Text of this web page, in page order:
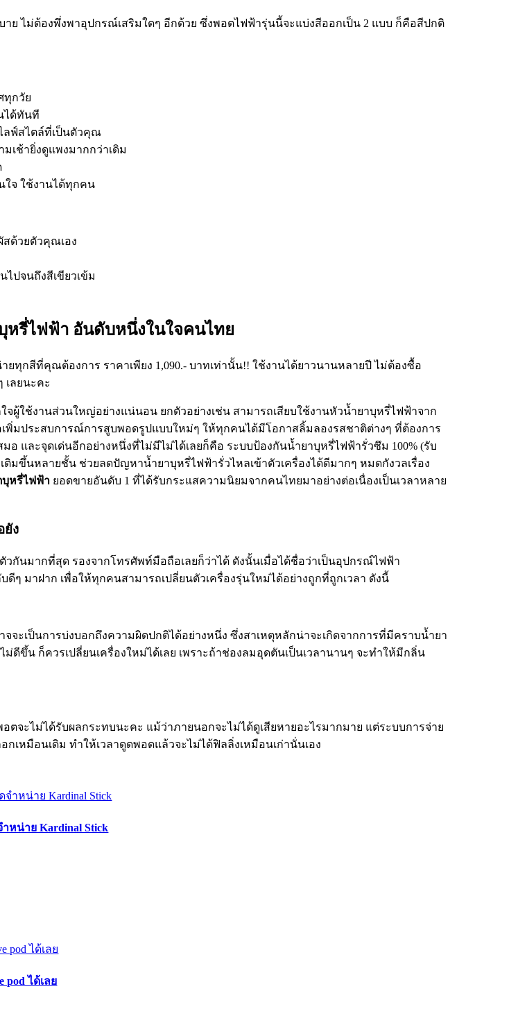
ย ไม่ต้องพึ่งพาอุปกรณ์เสริมใดๆ อีกด้วย ซึ่งพอตไฟฟ้ารุ่นนี้จะแบ่งสีออกเป็น 2 แบบ ก็คือสีปกติ
ทุกวัย
ได้ทันที
ไลฟ์สไตล์ที่เป็นตัวคุณ
เช้ายิ่งดูแพงมากกว่าเดิม
ใจ ใช้งานได้ทุกคน
สด้วยตัวคุณเอง
ไปจนถึงสีเขียวเข้ม
หรี่ไฟฟ้า อันดับหนึ่งในใจคนไทย
ยทุกสีที่คุณต้องการ ราคาเพียง 1,090.- บาทเท่านั้น!! ใช้งานได้ยาวนานหลายปี ไม่ต้องซื้อ
เลยนะคะ
ผู้ใช้งานส่วนใหญ่อย่างแน่นอน ยกตัวอย่างเช่น สามารถเสียบใช้งานหัวน้ำยาบุหรี่ไฟฟ้าจาก
พิ่มประสบการณ์การสูบพอดรูปแบบใหม่ๆ ให้ทุกคนได้มีโอกาสลิ้มลองรสชาติต่างๆ ที่ต้องการ
และจุดเด่นอีกอย่างหนึ่งที่ไม่มีไม่ได้เลยก็คือ ระบบป้องกันน้ำยาบุหรี่ไฟฟ้ารั่วซึม 100% (รับ
มขึ้นหลายชั้น ช่วยลดปัญหาน้ำยาบุหรี่ไฟฟ้ารั่วไหลเข้าตัวเครื่องได้ดีมากๆ หมดกังวลเรื่อง
หรี่ไฟฟ้า ยอดขายอันดับ 1 ที่ได้รับกระแสความนิยมจากคนไทยมาอย่างต่อเนื่องเป็นเวลาหลาย
ยัง
นมากที่สุด รองจากโทรศัพท์มือถือเลยก็ว่าได้ ดังนั้นเมื่อได้ชื่อว่าเป็นอุปกรณ์ไฟฟ้า
ๆ มาฝาก เพื่อให้ทุกคนสามารถเปลี่ยนตัวเครื่องรุ่นใหม่ได้อย่างถูกที่ถูกเวลา ดังนี้
จจะเป็นการบ่งบอกถึงความผิดปกติได้อย่างหนึ่ง ซึ่งสาเหตุหลักน่าจะเกิดจากการที่มีคราบน้ำยา
ขึ้น ก็ควรเปลี่ยนเครื่องใหม่ได้เลย เพราะถ้าช่องลมอุดตันเป็นเวลานานๆ จะทำให้มีกลิ่น
จะไม่ได้รับผลกระทบนะคะ แม้ว่าภายนอกจะไม่ได้ดูเสียหายอะไรมากมาย แต่ระบบการจ่าย
เหมือนเดิม ทำให้เวลาดูดพอดแล้วจะไม่ได้ฟิลลิ่งเหมือนเก่านั่นเอง
หน่าย Kardinal Stick
ได้เลย